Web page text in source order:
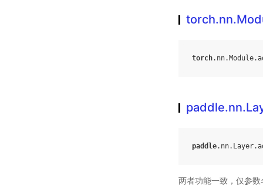
torch. nn. Module.
paddle. nn. Layer.
两者功能一致，仅参